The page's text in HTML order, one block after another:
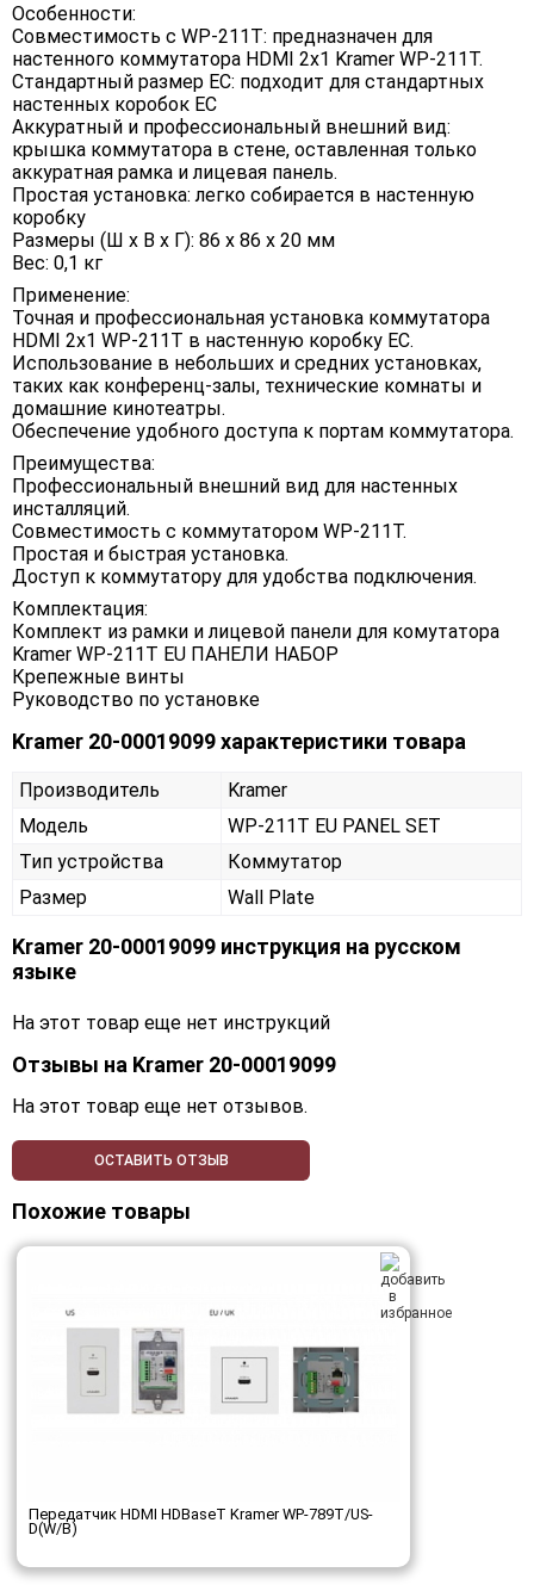
Особенности:
Совместимость с WP-211T: предназначен для
настенного коммутатора HDMI 2x1 Kramer WP-211T.
Стандартный размер ЕС: подходит для стандартных
настенных коробок ЕС
Аккуратный и профессиональный внешний вид:
крышка коммутатора в стене, оставленная только
аккуратная рамка и лицевая панель.
Простая установка: легко собирается в настенную
коробку
Размеры (Ш х В х Г): 86 х 86 х 20 мм
Вес: 0,1 кг
Применение:
Точная и профессиональная установка коммутатора
HDMI 2x1 WP-211T в настенную коробку ЕС.
Использование в небольших и средних установках,
таких как конференц-залы, технические комнаты и
домашние кинотеатры.
Обеспечение удобного доступа к портам коммутатора.
Преимущества:
Профессиональный внешний вид для настенных
инсталляций.
Совместимость с коммутатором WP-211T.
Простая и быстрая установка.
Доступ к коммутатору для удобства подключения.
Комплектация:
Комплект из рамки и лицевой панели для комутатора
Kramer WP-211T EU ПАНЕЛИ НАБОР
Крепежные винты
Руководство по установке
Kramer 20-00019099 характеристики товара
Производитель
Kramer
Модель
WP-211T EU PANEL SET
Тип устройства
Коммутатор
Размер
Wall Plate
Kramer 20-00019099 инструкция на русском
языке
На этот товар еще нет инструкций
Отзывы на Kramer 20-00019099
На этот товар еще нет отзывов.
ОСТАВИТЬ ОТЗЫВ
Похожие товары
Передатчик HDMI HDBaseT Kramer WP-789T/US-
D(W/B)